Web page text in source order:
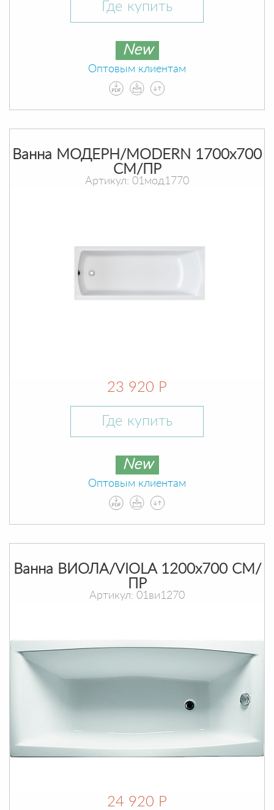
Где купить
New
Оптовым клиентам
Ванна МОДЕРН/MODERN 1700х700
СМ/ПР
Артикул: 01мод1770
23 920 Р
Где купить
New
Оптовым клиентам
Ванна ВИОЛА/VIOLA 1200х700 СМ/
ПР
Артикул: 01ви1270
24 920 Р